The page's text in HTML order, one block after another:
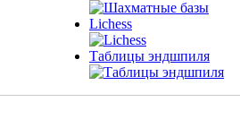
Lichess
Таблицы эндшпиля